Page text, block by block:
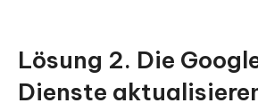
Lösung 2. Die
Dienste